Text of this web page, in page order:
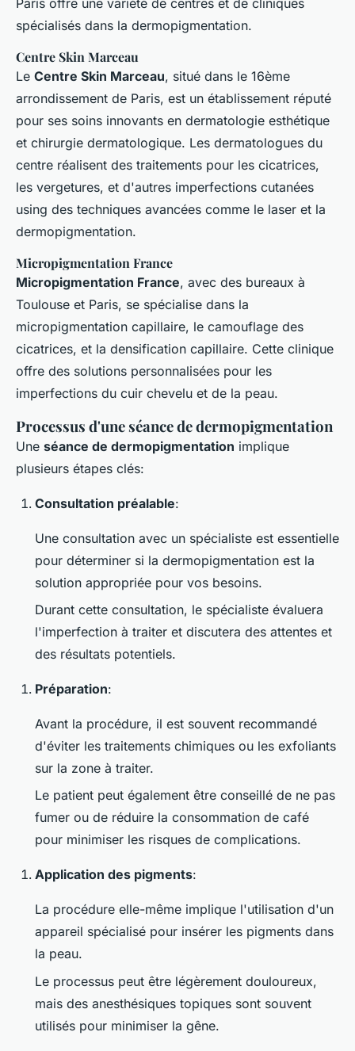
spécialisés dans la dermopigmentation.
Centre Skin Marceau
Le Centre Skin Marceau, situé dans le 16ème
arrondissement de Paris, est un établissement réputé
pour ses soins innovants en dermatologie esthétique
et chirurgie dermatologique. Les dermatologues du
centre réalisent des traitements pour les cicatrices,
les vergetures, et d'autres imperfections cutanées
using des techniques avancées comme le laser et la
dermopigmentation.
Micropigmentation France
Micropigmentation France, avec des bureaux à
Toulouse et Paris, se spécialise dans la
micropigmentation capillaire, le camouflage des
cicatrices, et la densification capillaire. Cette clinique
offre des solutions personnalisées pour les
imperfections du cuir chevelu et de la peau.
Processus d'une séance de dermopigmentation
Une séance de dermopigmentation implique
plusieurs étapes clés:
Consultation préalable:
Une consultation avec un spécialiste est essentielle
pour déterminer si la dermopigmentation est la
solution appropriée pour vos besoins.
Durant cette consultation, le spécialiste évaluera
l'imperfection à traiter et discutera des attentes et
des résultats potentiels.
Préparation:
Avant la procédure, il est souvent recommandé
d'éviter les traitements chimiques ou les exfoliants
sur la zone à traiter.
Le patient peut également être conseillé de ne pas
fumer ou de réduire la consommation de café
pour minimiser les risques de complications.
Application des pigments:
La procédure elle-même implique l'utilisation d'un
appareil spécialisé pour insérer les pigments dans
la peau.
Le processus peut être légèrement douloureux,
mais des anesthésiques topiques sont souvent
utilisés pour minimiser la gêne.